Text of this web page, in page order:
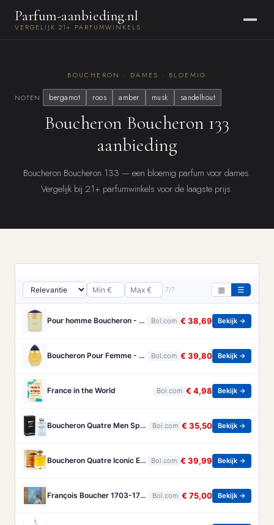
Parfum-aanbieding.nl
VERGELIJK 21+ PARFUMWINKELS
BOUCHERON · DAMES · BLOEMIG
NOTEN bergamot roos amber musk sandelhout
Boucheron Boucheron 133
aanbieding
Boucheron Boucheron 133 — een bloemig parfum voor dames.
Vergelijk bij 21+ parfumwinkels voor de laagste prijs.
7/7 ▦ ☰
Pour homme Boucheron - 100 ml - Eau de parfum Bol.com € 38,69 Bekijk →
Boucheron Pour Femme - 100ml - Eau de toilette Bol.com € 39,80 Bekijk →
France in the World Bol.com € 4,98 Bekijk →
Boucheron Quatre Men Spray - 100 ml - Eau De Toilette Bol.com € 35,50 Bekijk →
Boucheron Quatre Iconic Eau de Parfum - 100ml Bol.com € 39,99 Bekijk →
François Boucher 1703-1770 - Brandt, Christa Bol.com € 75,00 Bekijk →